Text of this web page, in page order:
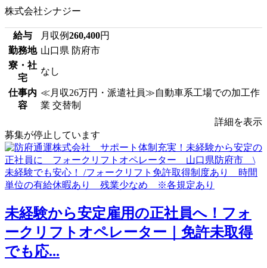
株式会社シナジー
給与 月収例260,400円
勤務地 山口県 防府市
寮・社
宅
なし
仕事内
容
≪月収26万円・派遣社員≫自動車系工場での加工作
業 交替制
詳細を表示
募集が停止しています
未経験から安定雇用の正社員へ！フォ
ークリフトオペレーター｜免許未取得
でも応...